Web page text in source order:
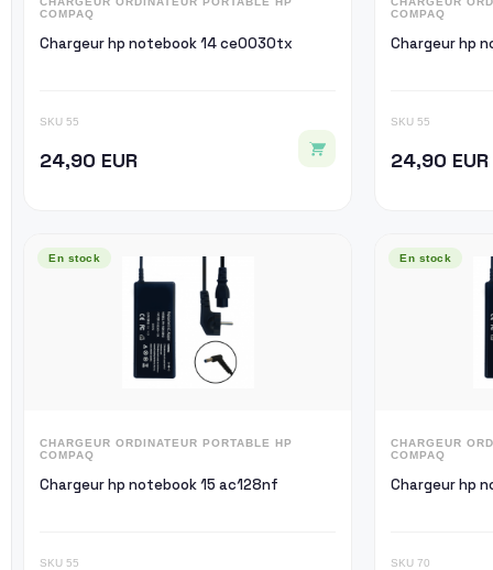
COMPAQ
Chargeur hp notebook 14 ce0030tx
SKU 55
24,90 EUR
COMPAQ
SKU 55
24,90 EUR
En stock
CHARGEUR ORDINATEUR PORTABLE HP
COMPAQ
Chargeur hp notebook 15 ac128nf
SKU 55
En stock
CHARGEUR
COMPAQ
SKU 70